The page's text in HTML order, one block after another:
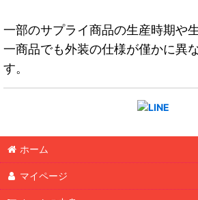
一部のサプライ商品の生産時期や
一商品でも外装の仕様が僅かに異
す。
ホーム
マイページ